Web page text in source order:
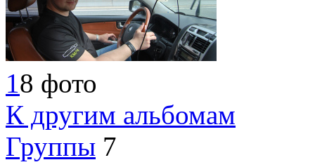
18 фото
К другим альбомам
Группы 7